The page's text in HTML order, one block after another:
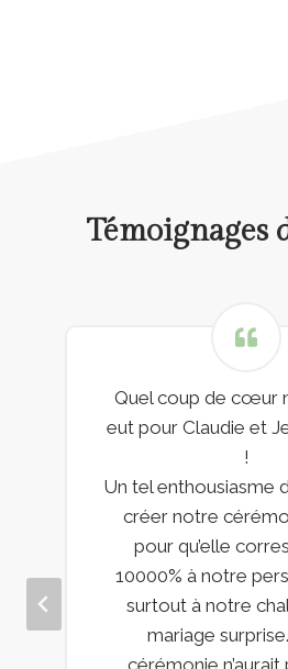
Témoignages
Quel coup de cœur
eut pour Claudie et
!
Un tel enthousiasme
créer notre
pour qu’elle
10000% à notre
surtout à notre
mariage